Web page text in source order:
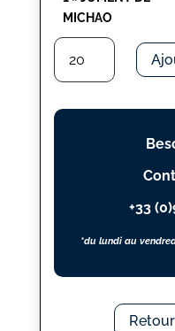
MICHAO
quantité
JUMENT
DE
+33
*du lundi au